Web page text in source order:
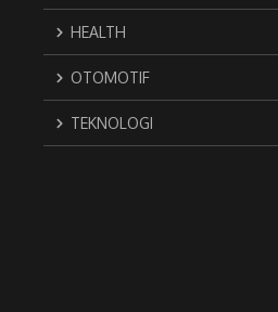
HEALTH
OTOMOTIF
TEKNOLOGI